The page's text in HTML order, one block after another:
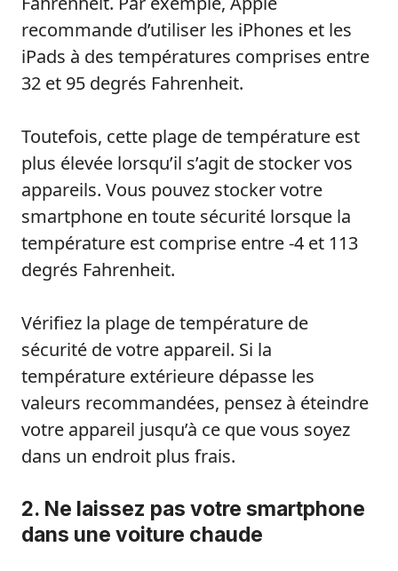
recommande d’utiliser les iPhones et les
iPads à des températures comprises entre
32 et 95 degrés Fahrenheit.
Toutefois, cette plage de température est
plus élevée lorsqu’il s’agit de stocker vos
appareils. Vous pouvez stocker votre
smartphone en toute sécurité lorsque la
température est comprise entre -4 et 113
degrés Fahrenheit.
Vérifiez la plage de température de
sécurité de votre appareil. Si la
température extérieure dépasse les
valeurs recommandées, pensez à éteindre
votre appareil jusqu’à ce que vous soyez
dans un endroit plus frais.
2. Ne laissez pas votre smartphone
dans une voiture chaude